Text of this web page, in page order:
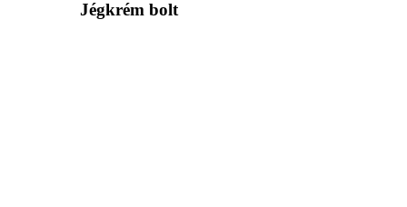
Jégkrém bolt